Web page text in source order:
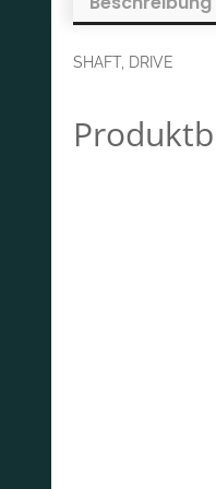
SHAFT, DRIVE